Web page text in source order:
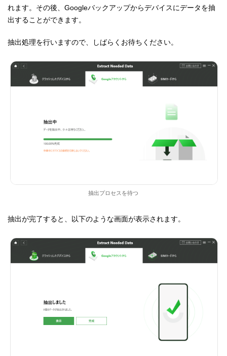
れます。その後、Googleバックアップからデバイスにデータを抽
出することができます。
抽出処理を行いますので、しばらくお待ちください。
抽出プロセスを待つ
抽出が完了すると、以下のような画面が表示されます。